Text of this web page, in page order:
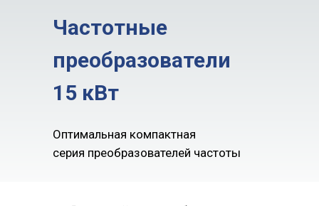
Частотные
преобразователи
15 кВт
Оптимальная компактная
серия преобразователей частоты